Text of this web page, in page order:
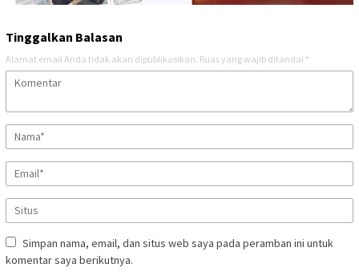
Tinggalkan Balasan
Alamat email Anda tidak akan dipublikasikan. Ruas yang wajib ditandai *
Simpan nama, email, dan situs web saya pada peramban ini untuk
komentar saya berikutnya.